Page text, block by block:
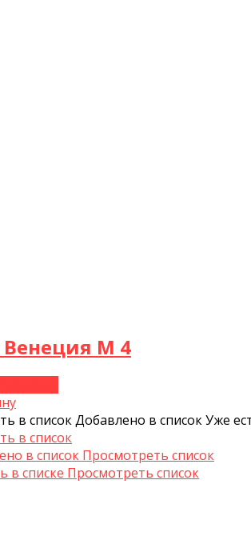
Венеция М 4
в списокДобавлено в списокУже
в список
в список Просмотреть список
в списке Просмотреть список